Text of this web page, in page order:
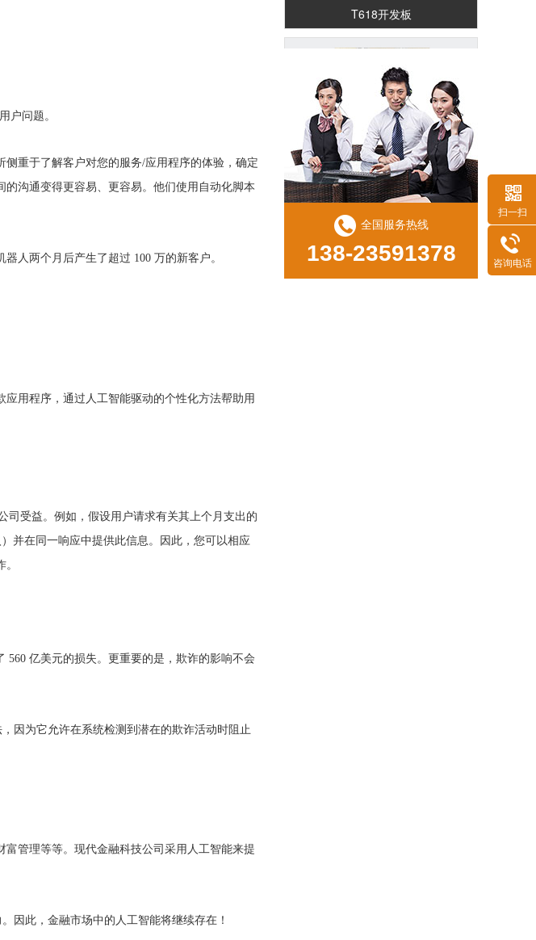
户问题。
重于了解客户对您的服务/应用程序的体验，确定
沟通变得更容易、更容易。他们使用自动化脚本
人两个月后产生了超过 100 万的新客户。
用程序，通过人工智能驱动的个性化方法帮助用
司受益。例如，假设用户请求有关其上个月支出的
并在同一响应中提供此信息。因此，您可以相应
560 亿美元的损失。更重要的是，欺诈的影响不会
因为它允许在系统检测到潜在的欺诈活动时阻止
管理等等。现代金融科技公司采用人工智能来提
因此，金融市场中的人工智能将继续存在！
RK3588核心板（RK587K)
全国服务热线
138-23591378
扫一扫
咨询电话